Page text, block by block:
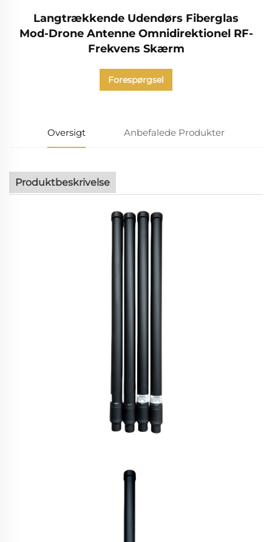
Langtrækkende Udendørs Fiberglas
Mod-Drone Antenne Omnidirektionel RF-
Frekvens Skærm
Forespørgsel
Oversigt Anbefalede Produkter
Produktbeskrivelse